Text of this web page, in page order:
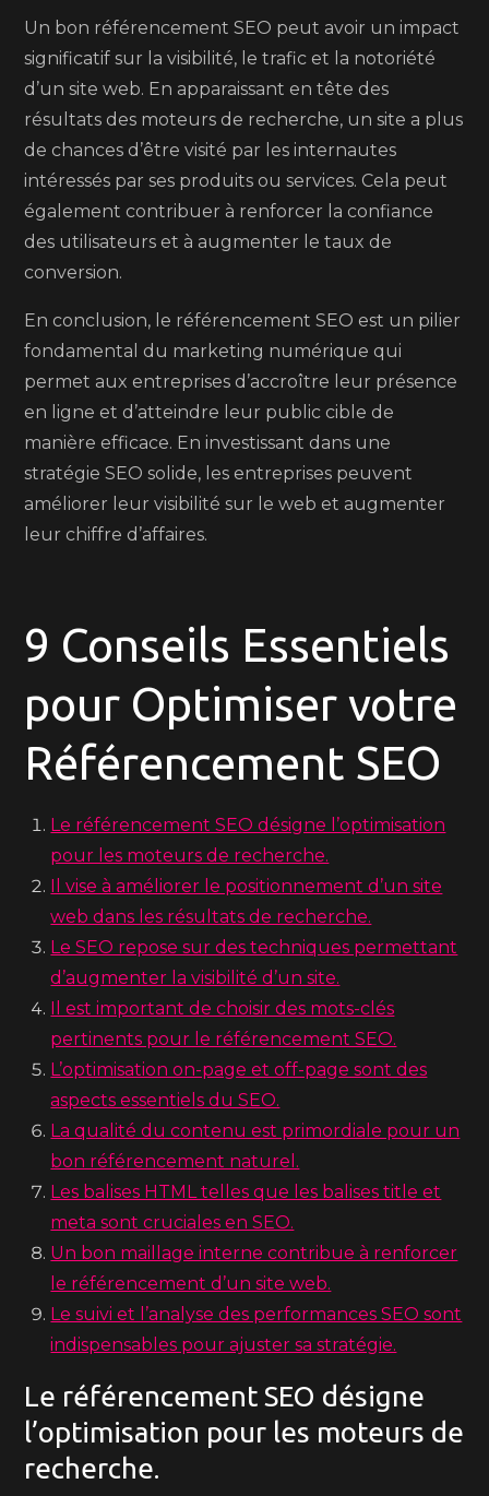
Un bon référencement SEO peut avoir un impact
significatif sur la visibilité, le trafic et la notoriété
d’un site web. En apparaissant en tête des
résultats des moteurs de recherche, un site a plus
de chances d’être visité par les internautes
intéressés par ses produits ou services. Cela peut
également contribuer à renforcer la confiance
des utilisateurs et à augmenter le taux de
conversion.
En conclusion, le référencement SEO est un pilier
fondamental du marketing numérique qui
permet aux entreprises d’accroître leur présence
en ligne et d’atteindre leur public cible de
manière efficace. En investissant dans une
stratégie SEO solide, les entreprises peuvent
améliorer leur visibilité sur le web et augmenter
leur chiffre d’affaires.
9 Conseils Essentiels
pour Optimiser votre
Référencement SEO
Le référencement SEO désigne l’optimisation
pour les moteurs de recherche.
Il vise à améliorer le positionnement d’un site
web dans les résultats de recherche.
Le SEO repose sur des techniques permettant
d’augmenter la visibilité d’un site.
Il est important de choisir des mots-clés
pertinents pour le référencement SEO.
L’optimisation on-page et off-page sont des
aspects essentiels du SEO.
La qualité du contenu est primordiale pour un
bon référencement naturel.
Les balises HTML telles que les balises title et
meta sont cruciales en SEO.
Un bon maillage interne contribue à renforcer
le référencement d’un site web.
Le suivi et l’analyse des performances SEO sont
indispensables pour ajuster sa stratégie.
Le référencement SEO désigne
l’optimisation pour les moteurs de
recherche.